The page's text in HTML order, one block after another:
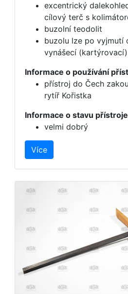
excentrický
cílový terč s
buzolní teodolit
buzolu lze po vyjmutí
vynášecí
Informace o používání
přístroj do Čech
rytíř Kořistka
Informace o stavu přístroje
velmi dobrý
Více